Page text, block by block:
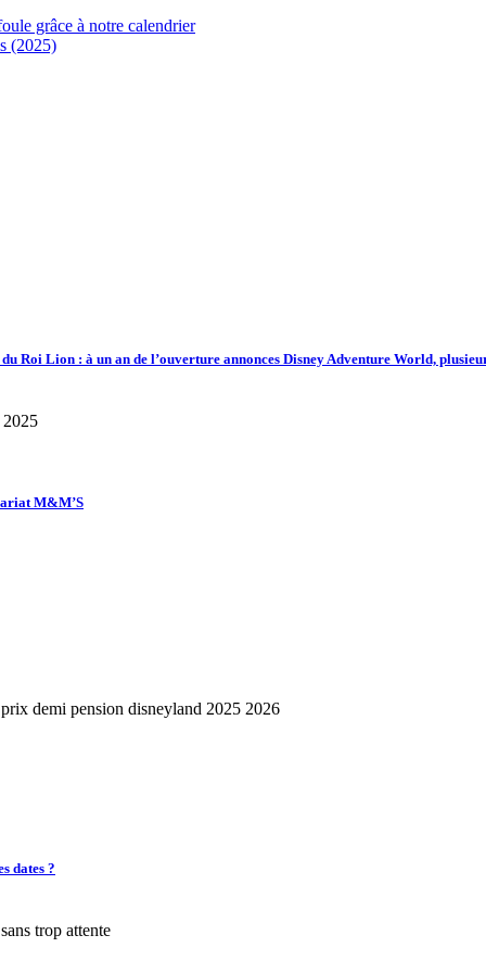
grâce à notre calendrier
(2025)
Roi Lion : à un an de l’ouverture annonces Disney Adventure World,
M&M’S
dates ?